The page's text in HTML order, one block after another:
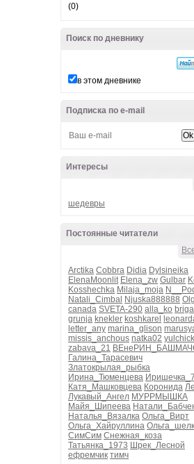
(0)
Поиск по дневнику
в этом дневнике
Подписка по e-mail
Интересы
шедевры
Постоянные читатели
Arctika Cobbra Didia Dylsineika
ElenaMoonlit Elena_zw Gulbar
Kosshechka Milaja_moja
Natali_Cimbal Njuska888888
canada SVETA-290 alla_ko
grunja knekler koshkarel
letter_any marina_glison
missis_anchous natka02
zabava_21
Галина_Тарасевич
Златокрылая_рыбка
Ирина_Тюменцева
Катя_Машковцева Коронида
Лукавый_Ангел МУРРМЫШКА
Майя_Шипеева
Наталья_Вязалка Ольга_Вирт
Ольга_Хайруллина Ольга_шелк
СимСим Снежная_коза
Татьянка_1973 Шрек_Лесной
ефремчик тимч